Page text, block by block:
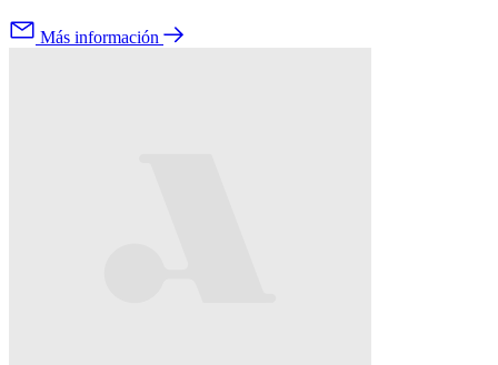
Más información